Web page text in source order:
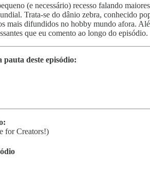
(e necessário) recesso falando
Trata-se do dânio zebra, conhecido
mais difundidos no hobby mundo afora.
que eu comento ao longo do episódio.
deste episódio:
for Creators!)